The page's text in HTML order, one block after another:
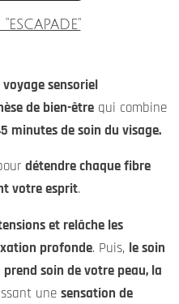
voyage sensoriel
de bien-être qui combine
minutes de soin du visage.
détendre chaque fibre
votre esprit.
et relâche les
profonde. Puis, le soin
prend soin de votre peau, la
une sensation de